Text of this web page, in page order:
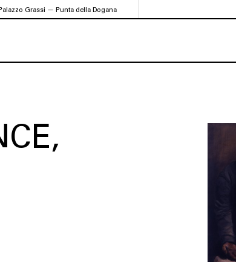
Grassi — Punta della Dogana